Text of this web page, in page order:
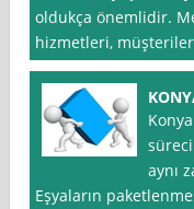
oldukça önemlidir.
hizmetleri,
aynı
Eşyaların